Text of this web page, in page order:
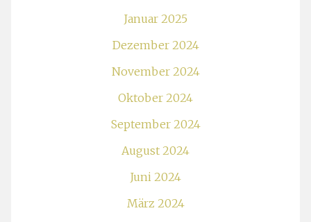
Januar 2025
Dezember 2024
November 2024
Oktober 2024
September 2024
August 2024
Juni 2024
März 2024